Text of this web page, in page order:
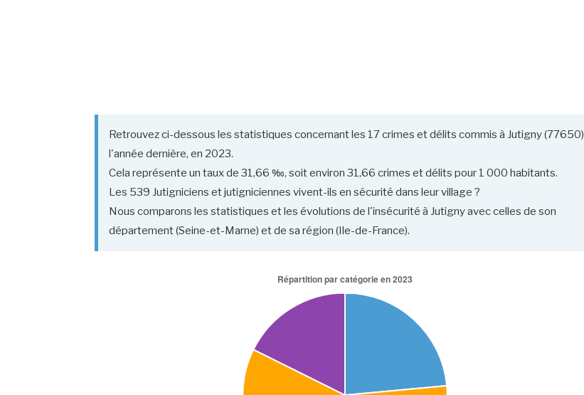
Retrouvez ci-dessous les statistiques concernant les 17 crimes et délits commis à Jutigny (77650)
l'année dernière, en 2023.
Cela représente un taux de 31,66 ‰, soit environ 31,66 crimes et délits pour 1 000 habitants.
Les 539 Jutigniciens et jutigniciennes vivent-ils en sécurité dans leur village ?
Nous comparons les statistiques et les évolutions de l'insécurité à Jutigny avec celles de son
département (Seine-et-Marne) et de sa région (Ile-de-France).